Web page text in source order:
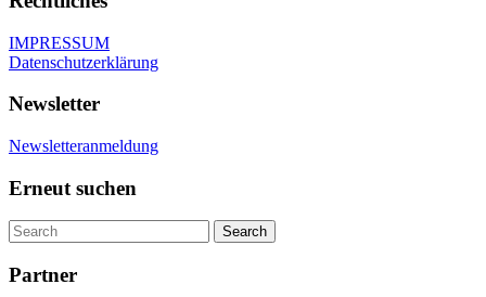
IMPRESSUM
Datenschutzerklärung
Newsletter
Newsletteranmeldung
Erneut suchen
Partner